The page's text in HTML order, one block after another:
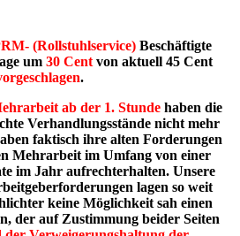
(Rollstuhlservice) Beschäftigte
um 30 Cent von aktuell 45 Cent
.
ab der 1. Stunde haben die
Verhandlungsstände nicht mehr
faktisch ihre alten Forderungen
Mehrarbeit im Umfang von einer
im Jahr aufrechterhalten. Unsere
lagen so weit
keine Möglichkeit sah einen
der auf Zustimmung beider Seiten